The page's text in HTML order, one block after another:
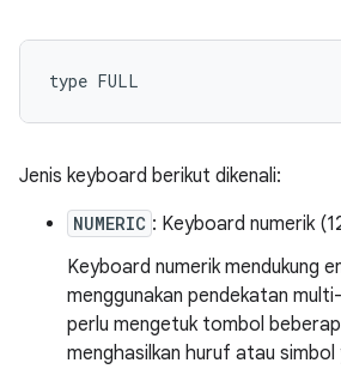
Jenis keyboard berikut dikenali:
NUMERIC : Keyboard numerik
Keyboard numerik mendukung
menggunakan pendekatan
perlu mengetuk tombol
menghasilkan huruf atau simbol